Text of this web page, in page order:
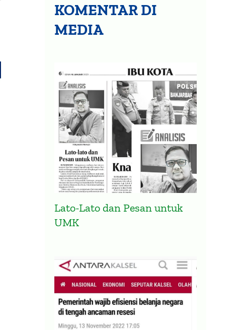
Presidensi G20 Indonesia
Diharapkan Atasi Ketimpangan
KOMENTAR DI
MEDIA
Lato-Lato dan Pesan untuk
UMK